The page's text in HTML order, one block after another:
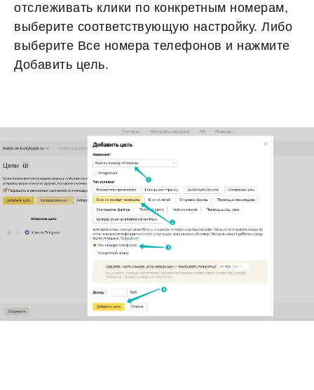
отслеживать клики по конкретным номерам,
выберите соответствующую настройку. Либо
выберите Все номера телефонов и нажмите
Добавить цель.